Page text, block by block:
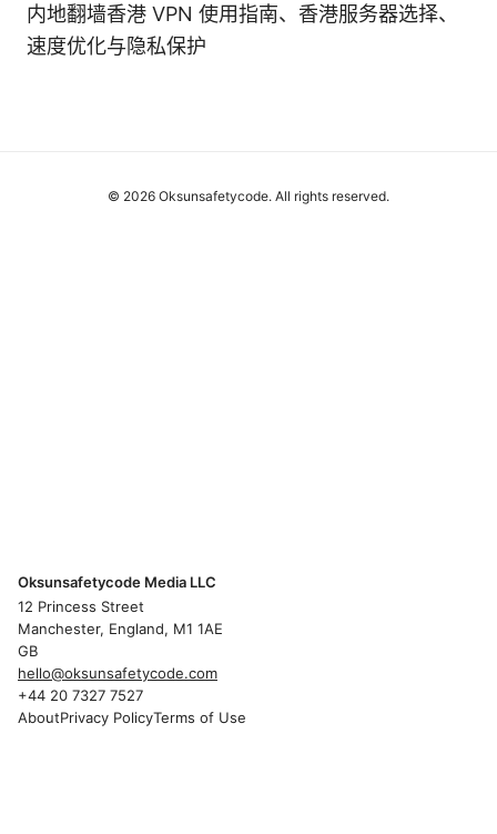
内地翻墙香港 VPN 使用指南、香港服务器选择、
速度优化与隐私保护
© 2026 Oksunsafetycode. All rights reserved.
Oksunsafetycode Media LLC
12 Princess Street
Manchester, England, M1 1AE
GB
hello@oksunsafetycode.com
+44 20 7327 7527
AboutPrivacy PolicyTerms of Use